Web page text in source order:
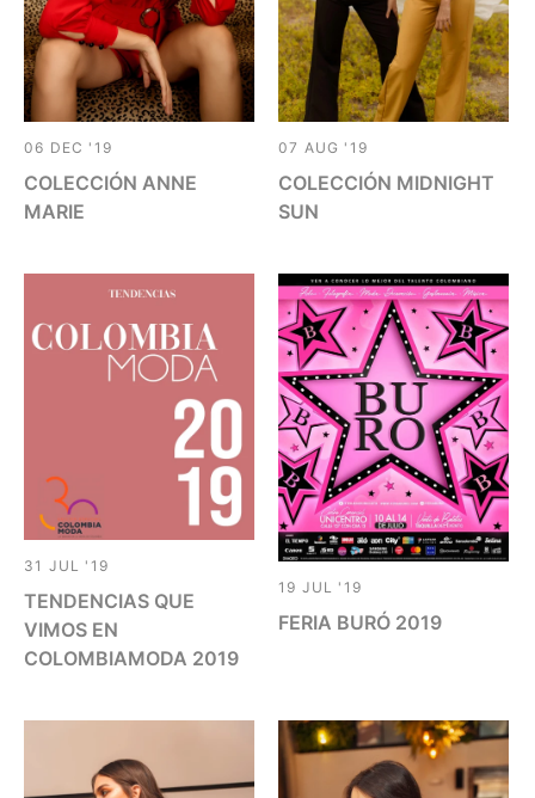
06 DEC '19
COLECCIÓN ANNE
MARIE
07 AUG '19
COLECCIÓN MIDNIGHT
SUN
31 JUL '19
TENDENCIAS QUE
VIMOS EN
COLOMBIAMODA 2019
19 JUL '19
FERIA BURÓ 2019